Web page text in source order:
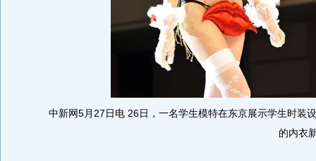
中新网5月27日电 26日，一名学生模特在东京展示学生时装
的内衣